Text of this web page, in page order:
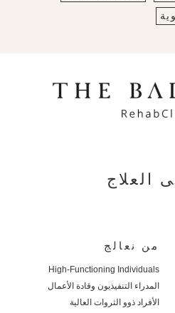
العلاج
من نعالج
High-Functioning Individuals
المدراء التنفيذيون وقادة الأعمال
الأفراد ذوو الثروات العالية